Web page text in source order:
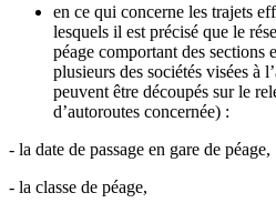
en ce qui concerne les trajets
lesquels il est précisé que le
péage comportant des sections
plusieurs des sociétés visées à
peuvent être découpés sur le
d’autoroutes concernée) :
- la date de passage en gare de péage,
- la classe de péage,